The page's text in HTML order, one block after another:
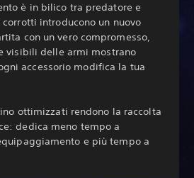
è in bilico tra predatore e
introducono un nuovo
con un vero compromesso,
visibili delle armi mostrano
accessorio modifica la tua
ottimizzati rendono la raccolta
dedica meno tempo a
e più tempo a